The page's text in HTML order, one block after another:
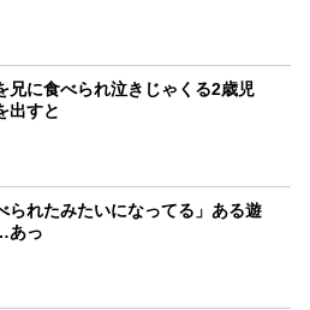
兄に食べられ泣きじゃくる2歳児
出すと
られたみたいになってる」ある遊
あっ